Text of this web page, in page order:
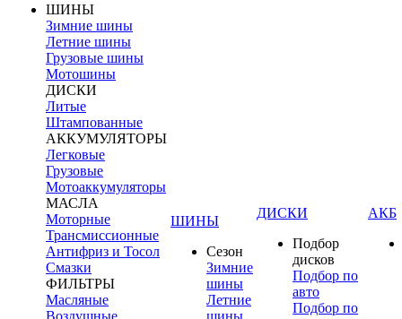
ШИНЫ
Зимние шины
Летние шины
Грузовые шины
Мотошины
ДИСКИ
Литые
Штампованные
АККУМУЛЯТОРЫ
Легковые
Грузовые
Мотоаккумуляторы
МАСЛА
Моторные
Трансмиссионные
Антифриз и Тосол
Смазки
ФИЛЬТРЫ
Масляные
Воздушные
ШИНЫ
Сезон
Зимние
шины
Летние
шины
ДИСКИ
Подбор
дисков
Подбор по
авто
Подбор по
АКБ